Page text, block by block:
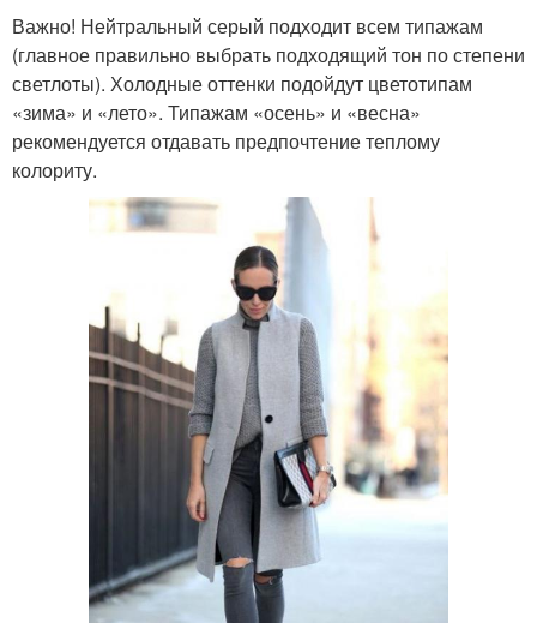
Важно! Нейтральный серый подходит всем типажам
(главное правильно выбрать подходящий тон по степени
светлоты). Холодные оттенки подойдут цветотипам
«зима» и «лето». Типажам «осень» и «весна»
рекомендуется отдавать предпочтение теплому
колориту.